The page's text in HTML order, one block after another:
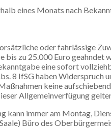
eines Monats nach
oder fahrlässige
zu 25.000 Euro geahndet
eine sofort
8 IfSG haben Widerspruch
keine
Allgemeinverfügung
kann immer am Montag,
Büro des